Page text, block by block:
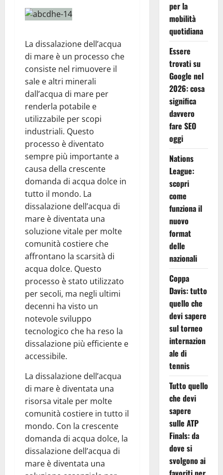
La dissalazione dell’acqua
di mare è un processo che
consiste nel rimuovere il
sale e altri minerali
dall’acqua di mare per
renderla potabile e
utilizzabile per scopi
industriali. Questo
processo è diventato
sempre più importante a
causa della crescente
domanda di acqua dolce in
tutto il mondo. La
dissalazione dell’acqua di
mare è diventata una
soluzione vitale per molte
comunità costiere che
affrontano la scarsità di
acqua dolce. Questo
processo è stato utilizzato
per secoli, ma negli ultimi
decenni ha visto un
notevole sviluppo
tecnologico che ha reso la
dissalazione più efficiente e
accessibile.
La dissalazione dell’acqua
di mare è diventata una
risorsa vitale per molte
comunità costiere in tutto il
mondo. Con la crescente
domanda di acqua dolce, la
dissalazione dell’acqua di
mare è diventata una
per la
mobilità
quotidiana
Essere
trovati su
Google nel
2026: cosa
significa
davvero
fare SEO
oggi
Nations
League:
scopri
come
funziona il
nuovo
format
delle
nazionali
Coppa
Davis: tutto
quello che
devi sapere
sul torneo
internazion
ale di
tennis
Tutto quello
che devi
sapere
sulle ATP
Finals: da
dove si
svolgono ai